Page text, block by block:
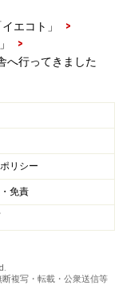
エコト」
>
>
へ行ってきました
リシー
免責
複写・転載・公衆送信等